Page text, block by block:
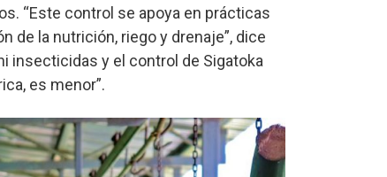
“Este control se apoya en prácticas
de la nutrición, riego y drenaje”, dice
insecticidas y el control de Sigatoka
es menor”.